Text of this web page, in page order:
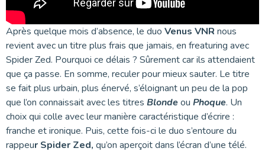
Après quelque mois d’absence, le duo Venus VNR nous
revient avec un titre plus frais que jamais, en freaturing avec
Spider Zed. Pourquoi ce délais ? Sûrement car ils attendaient
que ça passe. En somme, reculer pour mieux sauter. Le titre
se fait plus urbain, plus énervé, s’éloignant un peu de la pop
que l’on connaissait avec les titres Blondeou Phoque. Un
choix qui colle avec leur manière caractéristique d’écrire :
franche et ironique. Puis, cette fois-ci le duo s’entoure du
rappeur Spider Zed, qu’on aperçoit dans l’écran d’une télé.